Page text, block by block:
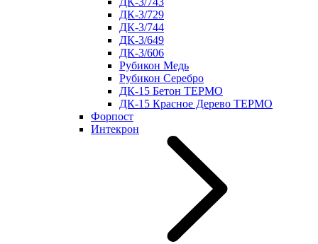
ДК-3/729
ДК-3/744
ДК-3/649
ДК-3/606
Рубикон Медь
Рубикон Серебро
ДК-15 Бетон ТЕРМО
ДК-15 Красное Дерево ТЕРМО
Форпост
Интекрон